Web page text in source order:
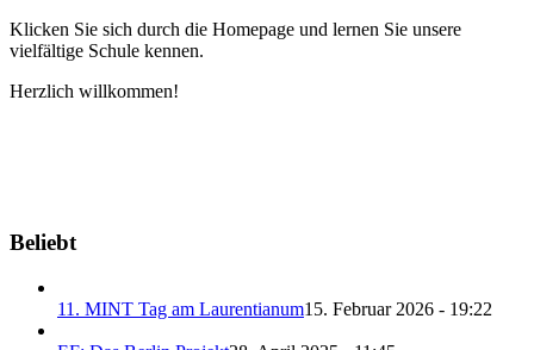
Klicken Sie sich durch die Homepage und lernen Sie unsere
vielfältige Schule kennen.
Herzlich willkommen!
Beliebt
11. MINT Tag am Laurentianum15. Februar 2026 - 19:22